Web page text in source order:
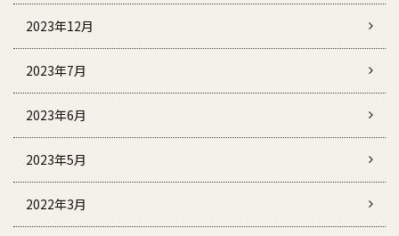
2023年12月
2023年7月
2023年6月
2023年5月
2022年3月